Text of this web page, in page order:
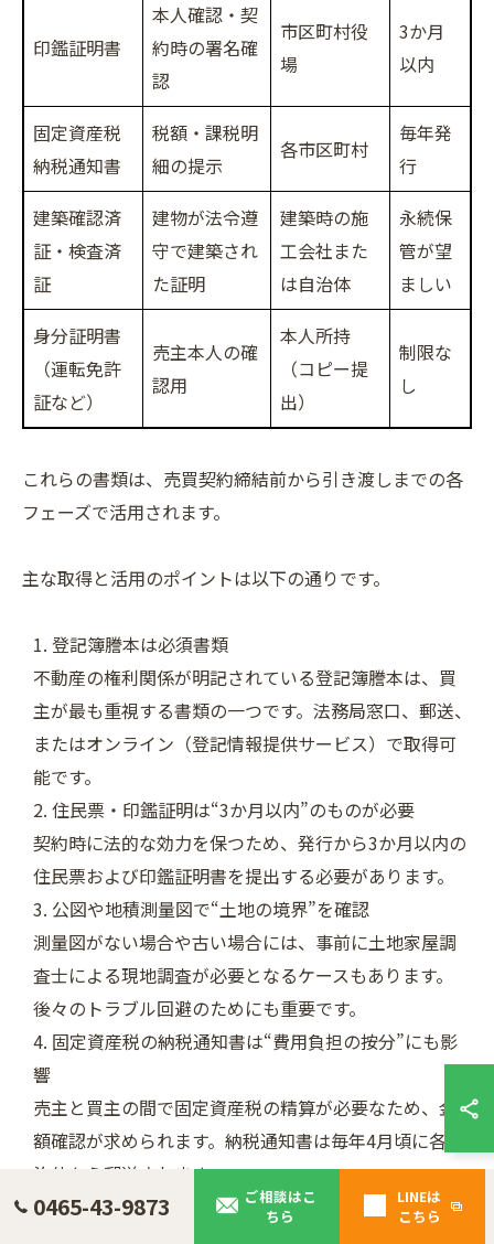
印鑑証明書
本人確認・契
約時の署名確
認
市区町村役
場
3か月
以内
固定資産税
納税通知書
税額・課税明
細の提示
各市区町村
毎年発
行
建築確認済
証・検査済
証
建物が法令遵
守で建築され
た証明
建築時の施
工会社また
は自治体
永続保
管が望
ましい
身分証明書
（運転免許
証など）
売主本人の確
認用
本人所持
（コピー提
出）
制限な
し
これらの書類は、売買契約締結前から引き渡しまでの各
フェーズで活用されます。
主な取得と活用のポイントは以下の通りです。
登記簿謄本は必須書類
不動産の権利関係が明記されている登記簿謄本は、買
主が最も重視する書類の一つです。法務局窓口、郵送、
またはオンライン（登記情報提供サービス）で取得可
能です。
住民票・印鑑証明は“3か月以内”のものが必要
契約時に法的な効力を保つため、発行から3か月以内の
住民票および印鑑証明書を提出する必要があります。
公図や地積測量図で“土地の境界”を確認
測量図がない場合や古い場合には、事前に土地家屋調
査士による現地調査が必要となるケースもあります。
後々のトラブル回避のためにも重要です。
固定資産税の納税通知書は“費用負担の按分”にも影
響
売主と買主の間で固定資産税の精算が必要なため、金
額確認が求められます。納税通知書は毎年4月頃に各自
治体から郵送されます。
建物がある場合は“建築確認済証”の保管を確認
0465-43-9873
ご相談はこ
ちら
LINEは
こちら